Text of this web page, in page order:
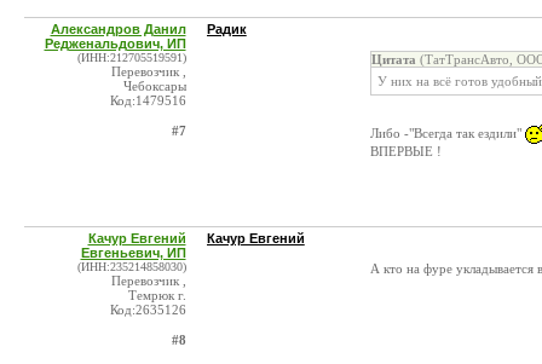
Александров Данил
Редженальдович, ИП
(ИНН:212705519591)
Перевозчик ,
Чебоксары
Код:1479516
#7
Радик
Цитата (ТатТрансАвто,
У них на всё готов
Либо -"Всегда так ездили"
ВПЕРВЫЕ !
Качур Евгений
Евгеньевич, ИП
(ИНН:235214858030)
Перевозчик ,
Темрюк г.
Код:2635126
#8
Качур Евгений
А кто на фуре